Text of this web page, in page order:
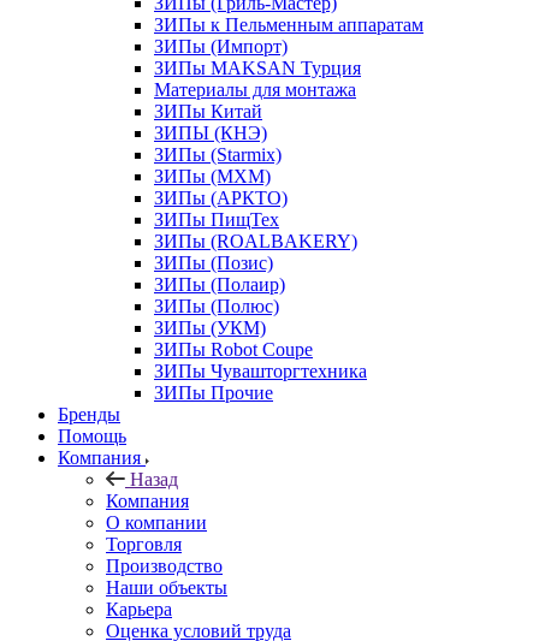
ЗИПы к Пельменным аппаратам
ЗИПы (Импорт)
ЗИПы MAKSAN Турция
Материалы для монтажа
ЗИПы Китай
ЗИПЫ (КНЭ)
ЗИПы (Starmix)
ЗИПы (МХМ)
ЗИПы (АРКТО)
ЗИПы ПищТех
ЗИПы (ROALBAKERY)
ЗИПы (Позис)
ЗИПы (Полаир)
ЗИПы (Полюс)
ЗИПы (УКМ)
ЗИПы Robot Coupe
ЗИПы Чувашторгтехника
ЗИПы Прочие
Бренды
Помощь
Компания
Назад
Компания
О компании
Торговля
Производство
Наши объекты
Карьера
Оценка условий труда